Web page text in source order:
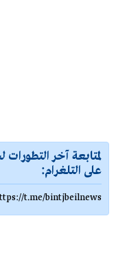
لمتابعة آخر
على التلغرام:
t.me/bintjbeilnews